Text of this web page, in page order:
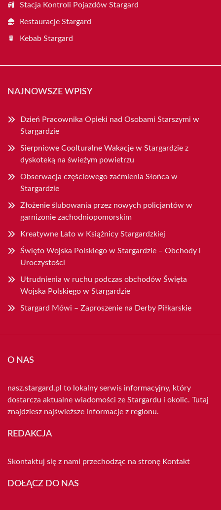
Stacja Kontroli Pojazdów Stargard
Restauracje Stargard
Kebab Stargard
NAJNOWSZE WPISY
Dzień Pracownika Opieki nad Osobami Starszymi w
Stargardzie
Sierpniowe Coolturalne Wakacje w Stargardzie z
dyskoteką na świeżym powietrzu
Obserwacja częściowego zaćmienia Słońca w
Stargardzie
Złożenie ślubowania przez nowych policjantów w
garnizonie zachodniopomorskim
Kreatywne Lato w Książnicy Stargardzkiej
Święto Wojska Polskiego w Stargardzie – Obchody i
Uroczystości
Utrudnienia w ruchu podczas obchodów Święta
Wojska Polskiego w Stargardzie
Stargard Mówi – Zaproszenie na Derby Piłkarskie
O NAS
nasz.stargard.pl to lokalny serwis informacyjny, który
dostarcza aktualne wiadomości ze Stargardu i okolic. Tutaj
znajdziesz najświeższe informacje z regionu.
REDAKCJA
Skontaktuj się z nami przechodząc na stronę Kontakt
DOŁĄCZ DO NAS